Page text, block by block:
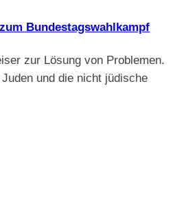
Bundestagswahlkampf
zur Lösung von Problemen.
und die nicht jüdische